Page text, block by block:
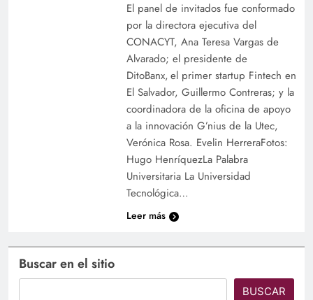
El panel de invitados fue conformado
por la directora ejecutiva del
CONACYT, Ana Teresa Vargas de
Alvarado; el presidente de
DitoBanx, el primer startup Fintech en
El Salvador, Guillermo Contreras; y la
coordinadora de la oficina de apoyo
a la innovación G’nius de la Utec,
Verónica Rosa. Evelin HerreraFotos:
Hugo HenríquezLa Palabra
Universitaria La Universidad
Tecnológica…
Leer más
Buscar en el sitio
BUSCAR